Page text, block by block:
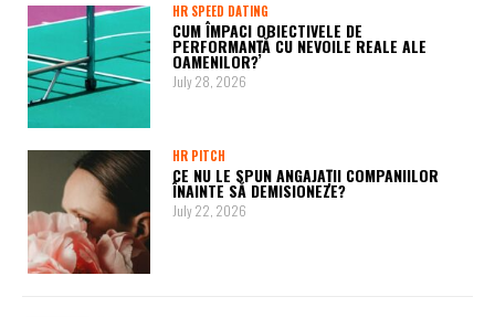
HR SPEED DATING
CUM ÎMPACI OBIECTIVELE DE
PERFORMANȚĂ CU NEVOILE REALE ALE
OAMENILOR?
July 28, 2026
HR PITCH
CE NU LE SPUN ANGAJAȚII COMPANIILOR
ÎNAINTE SĂ DEMISIONEZE?
July 22, 2026